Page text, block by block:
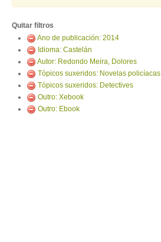
Quitar filtros
Ano de publicación: 2014
Idioma: Castelán
Autor: Redondo Meira, Dolores
Tópicos suxeridos: Novelas policíacas
Tópicos suxeridos: Detectives
Outro: Xebook
Outro: Ebook